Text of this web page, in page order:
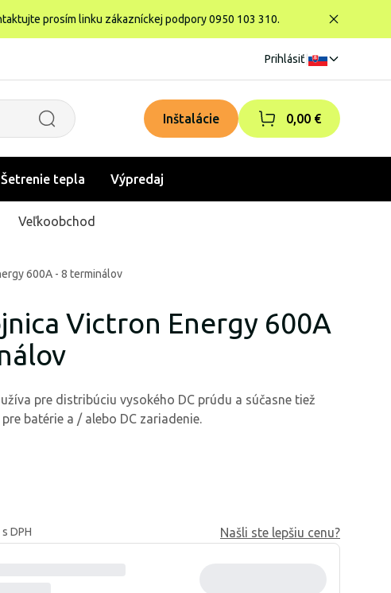
prosím linku zákazníckej podpory 0950 103 310.
Prihlásiť
Inštalácie 0,00 €
Šetrenie tepla Výpredaj
Veľkoobchod
600A - 8 terminálov
Victron Energy 600A
pre distribúciu vysokého DC prúdu a súčasne tiež
batérie a / alebo DC zariadenie.
s DPH Našli ste lepšiu cenu?